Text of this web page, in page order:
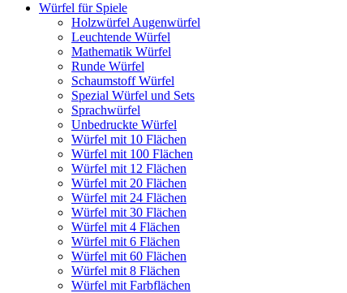
Würfel für Spiele
Holzwürfel Augenwürfel
Leuchtende Würfel
Mathematik Würfel
Runde Würfel
Schaumstoff Würfel
Spezial Würfel und Sets
Sprachwürfel
Unbedruckte Würfel
Würfel mit 10 Flächen
Würfel mit 100 Flächen
Würfel mit 12 Flächen
Würfel mit 20 Flächen
Würfel mit 24 Flächen
Würfel mit 30 Flächen
Würfel mit 4 Flächen
Würfel mit 6 Flächen
Würfel mit 60 Flächen
Würfel mit 8 Flächen
Würfel mit Farbflächen